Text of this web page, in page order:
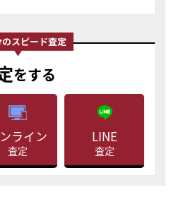
をする
ライン
査定
LINE
査定